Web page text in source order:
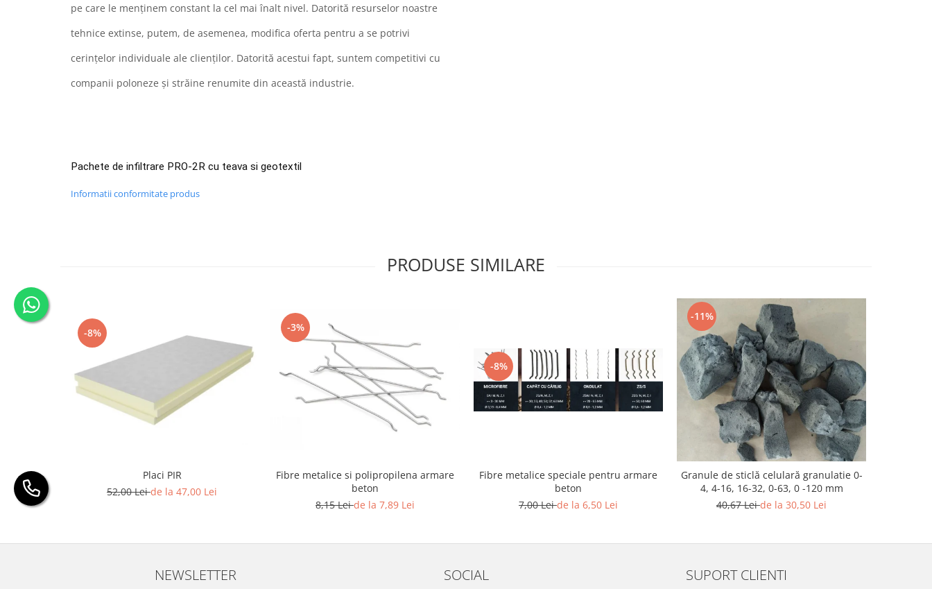
pe care le menținem constant la cel mai înalt nivel. Datorită resurselor noastre
tehnice extinse, putem, de asemenea, modifica oferta pentru a se potrivi
cerințelor individuale ale clienților. Datorită acestui fapt, suntem competitivi cu
companii poloneze și străine renumite din această industrie.
Pachete de infiltrare PRO-2R cu teava si geotextil
Informatii conformitate produs
PRODUSE SIMILARE
-8%
Placi PIR
52,00 Leide la 47,00 Lei
-3%
Fibre metalice si polipropilena armare
beton
8,15 Leide la 7,89 Lei
-8%
Fibre metalice speciale pentru armare
beton
7,00 Leide la 6,50 Lei
-11%
Granule de sticlă celulară granulatie 0-
4, 4-16, 16-32, 0-63, 0 -120 mm
40,67 Leide la 30,50 Lei
NEWSLETTER SOCIAL SUPORT CLIENTI